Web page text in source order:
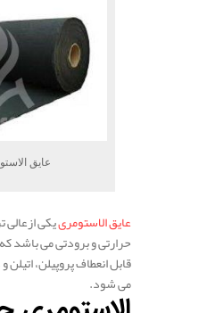
عایق
عایق الاستومرییکی ازعالی
حرارتی و برودتی می باشد
می شود.